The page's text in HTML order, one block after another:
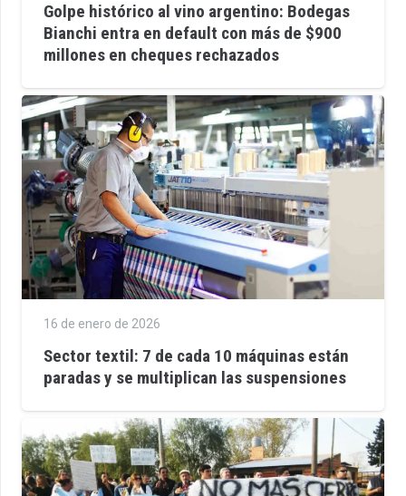
Golpe histórico al vino argentino: Bodegas
Bianchi entra en default con más de $900
millones en cheques rechazados
16 de enero de 2026
Sector textil: 7 de cada 10 máquinas están
paradas y se multiplican las suspensiones